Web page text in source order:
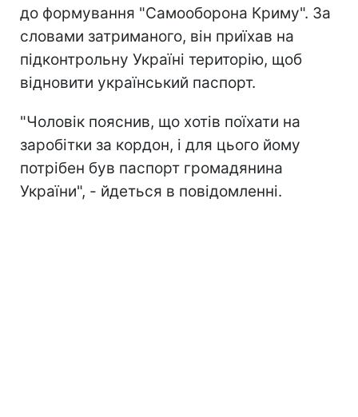
до формування "Самооборона Криму". За
словами затриманого, він приїхав на
підконтрольну Україні територію, щоб
відновити український паспорт.
"Чоловік пояснив, що хотів поїхати на
заробітки за кордон, і для цього йому
потрібен був паспорт громадянина
України", - йдеться в повідомленні.